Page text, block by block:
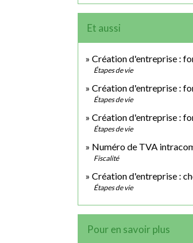
Et aussi
Création d'entreprise :
Étapes de vie
Création d'entreprise :
Étapes de vie
Création d'entreprise :
Étapes de vie
Numéro de TVA
Fiscalité
Création d'entreprise :
Étapes de vie
Pour en savoir plus